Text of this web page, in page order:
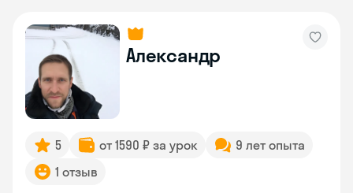
Александр
5 от 1590 ₽ за урок
9 лет опыта
1 отзыв